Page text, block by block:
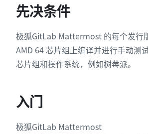
先决条件
极狐GitLab Mattermost 的每个发行
AMD 64 芯片组上编译并进行手动测
芯片组和操作系统，例如树莓派。
入门
极狐GitLab Mattermost